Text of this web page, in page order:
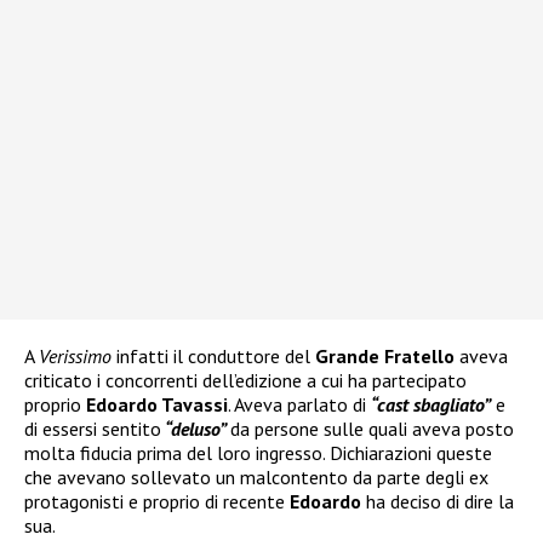
A Verissimo infatti il conduttore del Grande Fratello aveva
criticato i concorrenti dell’edizione a cui ha partecipato
proprio Edoardo Tavassi. Aveva parlato di “cast sbagliato”e
di essersi sentito “deluso”da persone sulle quali aveva posto
molta fiducia prima del loro ingresso. Dichiarazioni queste
che avevano sollevato un malcontento da parte degli ex
protagonisti e proprio di recente Edoardo ha deciso di dire la
sua.